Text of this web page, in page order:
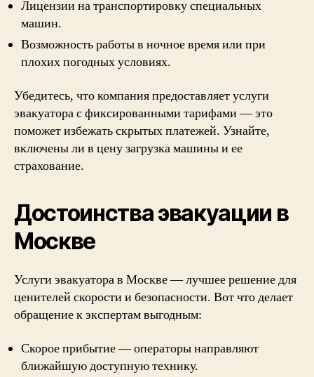
Лицензии на транспортировку специальных
машин.
Возможность работы в ночное время или при
плохих погодных условиях.
Убедитесь, что компания предоставляет услуги
эвакуатора с фиксированными тарифами — это
поможет избежать скрытых платежей. Узнайте,
включены ли в цену загрузка машины и ее
страхование.
Достоинства эвакуации в
Москве
Услуги эвакуатора в Москве — лучшее решение для
ценителей скорости и безопасности. Вот что делает
обращение к экспертам выгодным:
Скорое прибытие — операторы направляют
ближайшую доступную технику.